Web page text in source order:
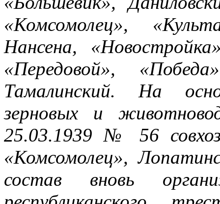
«Комсомолец»,
Нансена,
«Передовой»,
Тамалинский. На
зерновых и
25.03.1939 № 56
«Комсомолец»,
состав вновь